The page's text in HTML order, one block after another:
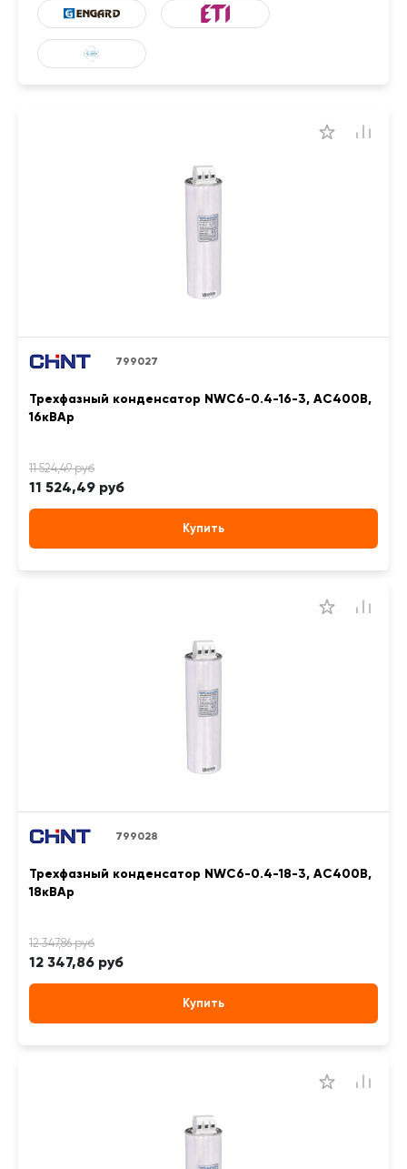
799027
Трехфазный конденсатор NWC6-0.4-16-3, АС400В,
16кВАр
11 524,49 руб
Купить
799028
Трехфазный конденсатор NWC6-0.4-18-3, АС400В,
18кВАр
12 347,86 руб
Купить